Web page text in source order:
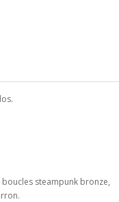
steampunk bronze,